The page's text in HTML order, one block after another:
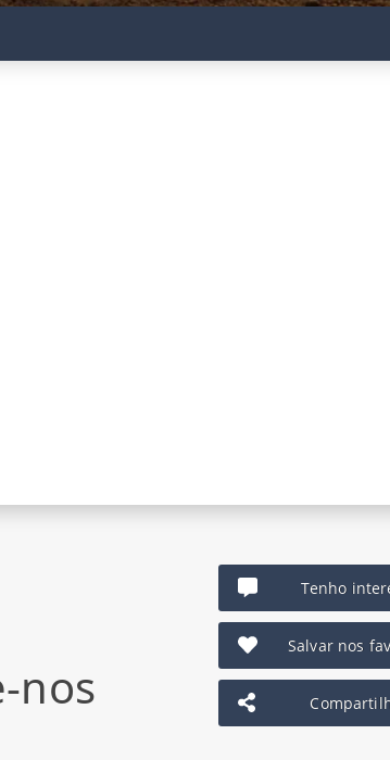
nos
Tenho
Salvar nos